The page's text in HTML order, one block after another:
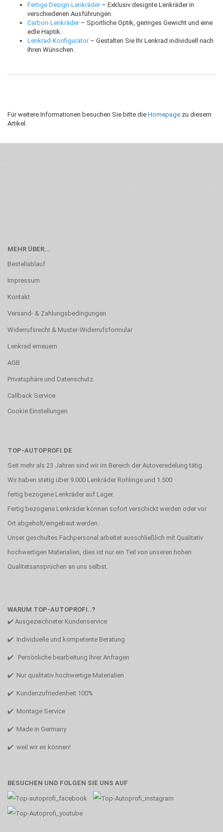
Fertige Design-Lenkräder– Exklusiv designte Lenkräder in
verschiedenen Ausführungen.
Carbon-Lenkräder– Sportliche Optik, geringes Gewicht und eine
edle Haptik.
Lenkrad-Konfigurator– Gestalten Sie Ihr Lenkrad individuell nach
Ihren Wünschen.
Für weitere Informationen besuchen Sie bitte die Homepage zu diesem
Artikel.
MEHR ÜBER...
Bestellablauf
Impressum
Kontakt
Versand- & Zahlungsbedingungen
Widerrufsrecht & Muster-Widerrufsformular
Lenkrad erneuern
AGB
Privatsphäre und Datenschutz
Callback Service
Cookie Einstellungen
TOP-AUTOPROFI.DE
Seit mehr als 23 Jahren sind wir im Bereich der Autoveredelung tätig.
Wir haben stetig über 9.000 Lenkräder Rohlinge und 1.500
fertig bezogene Lenkräder auf Lager.
Fertig bezogene Lenkräder können sofort verschickt werden oder vor
Ort abgeholt/eingebaut werden.
Unser geschultes Fachpersonal arbeitet ausschließlich mit Qualitativ
hochwertigen Materialien, dies ist nur ein Teil von unseren hohen
Qualitetsansprüchen an uns selbst.
WARUM TOP-AUTOPROFI..?
✔️ Ausgezeichneter Kundenservice
✔️ Individuelle und kompetente Beratung
✔️ Persönliche bearbeitung Ihrer Anfragen
✔️ Nur qualitativ hochwertige Materialien
✔️ Kundenzufriedenheit 100%
✔️ Montage Service
✔️ Made in Germany
✔️ weil wir es können!
BESUCHEN UND FOLGEN SIE UNS AUF